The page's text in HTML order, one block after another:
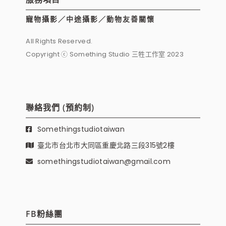
寵物攝影／中途攝影／動物友善關懷
All Rights Reserved.
Copyright ⓒ Something Studio 三牲工作室 2023
聯絡我們 (預約制)
Somethingstudiotaiwan
臺北市台北市大同區重慶北路三段315號2樓
somethingstudiotaiwan@gmail.com
FB粉絲團